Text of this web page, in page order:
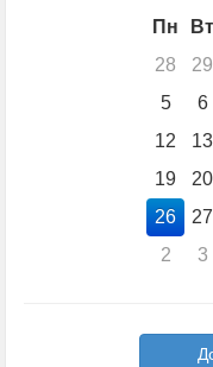
Пн
Вт
28
29
5
6
12
13
19
20
26
27
2
3